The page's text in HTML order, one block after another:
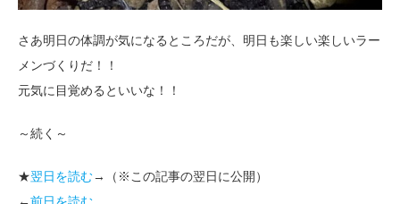
さあ明日の体調が気になるところだが、明日も楽しい楽しいラー
メンづくりだ！！
元気に目覚めるといいな！！
～続く～
★翌日を読む→（※この記事の翌日に公開）